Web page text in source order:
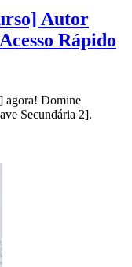
Autor
Rápido
agora! Domine
Secundária 2].